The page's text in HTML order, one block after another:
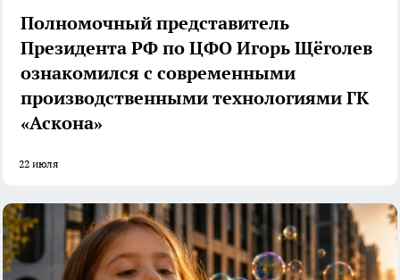
Полномочный представитель
Президента РФ по ЦФО Игорь Щёголев
ознакомился с современными
производственными технологиями ГК
«Аскона»
22 июля